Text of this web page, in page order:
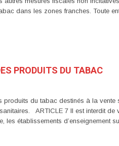
dans les zones franches. Toute
PRODUITS DU TABAC
produits du tabac destinés à la
ARTICLE 7 Il est interdit
établissements d’enseignement